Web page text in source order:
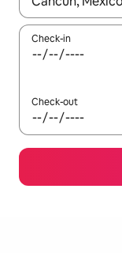
Check-in
Check-out